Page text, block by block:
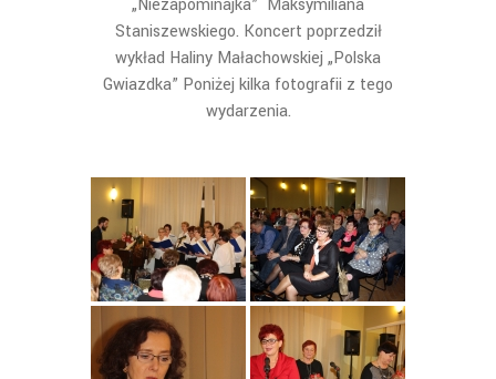
„Niezapominajka” Maksymiliana
Staniszewskiego. Koncert poprzedził
wykład Haliny Małachowskiej „Polska
Gwiazdka” Poniżej kilka fotografii z tego
wydarzenia.